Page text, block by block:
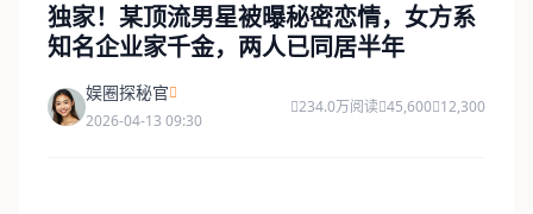
独家！某顶流男星被曝秘密恋情，女方系
知名企业家千金，两人已同居半年
娱圈探秘官
2026-04-13 09:30
234.0万阅读 45,600 12,300